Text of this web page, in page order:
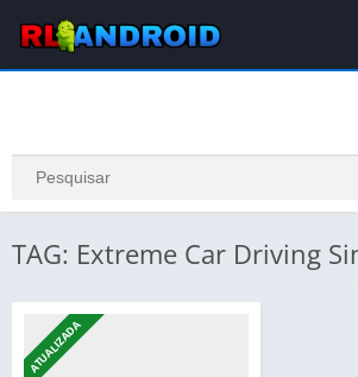
TAG: Extreme Car Driving
ATUALIZADA